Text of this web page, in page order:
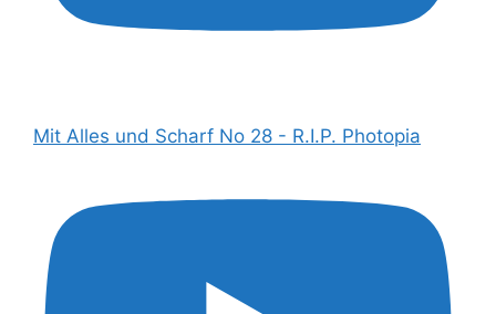
Mit Alles und Scharf No 28 - R.I.P. Photopia